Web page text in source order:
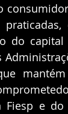
do
Fiesp e